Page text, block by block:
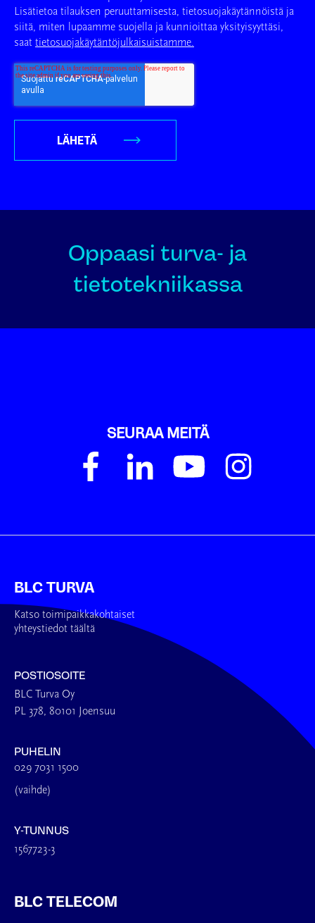
Lisätietoa tilauksen peruuttamisesta, tietosuojakäytännöistä ja
siitä, miten lupaamme suojella ja kunnioittaa yksityisyyttäsi,
saat tietosuojakäytäntöjulkaisuistamme.
Oppaasi turva- ja
tietotekniikassa
SEURAA MEITÄ
BLC TURVA
Katso toimipaikkakohtaiset
yhteystiedot täältä
POSTIOSOITE
BLC Turva Oy
PL 378, 80101 Joensuu
PUHELIN
029 7031 1500
(vaihde)
Y-TUNNUS
1567723-3
BLC TELECOM